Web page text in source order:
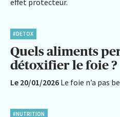
#DETOX
Quels aliments
détoxifier le foie ?
Le 20/01/2026 Le foie n’a pas
#NUTRITION